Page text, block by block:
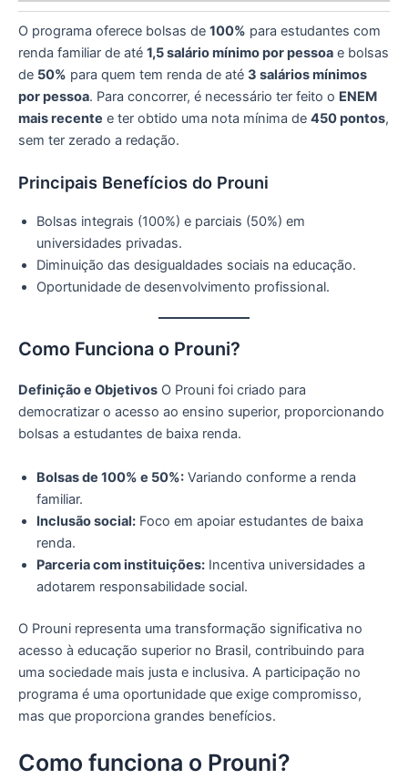
O programa oferece bolsas de 100% para estudantes com
renda familiar de até 1,5 salário mínimo por pessoa e bolsas
de 50% para quem tem renda de até 3 salários mínimos
por pessoa. Para concorrer, é necessário ter feito o ENEM
mais recente e ter obtido uma nota mínima de 450 pontos,
sem ter zerado a redação.
Principais Benefícios do Prouni
Bolsas integrais (100%) e parciais (50%) em
universidades privadas.
Diminuição das desigualdades sociais na educação.
Oportunidade de desenvolvimento profissional.
Como Funciona o Prouni?
Definição e Objetivos O Prouni foi criado para
democratizar o acesso ao ensino superior, proporcionando
bolsas a estudantes de baixa renda.
Bolsas de 100% e 50%: Variando conforme a renda
familiar.
Inclusão social: Foco em apoiar estudantes de baixa
renda.
Parceria com instituições: Incentiva universidades a
adotarem responsabilidade social.
O Prouni representa uma transformação significativa no
acesso à educação superior no Brasil, contribuindo para
uma sociedade mais justa e inclusiva. A participação no
programa é uma oportunidade que exige compromisso,
mas que proporciona grandes benefícios.
Como funciona o Prouni?